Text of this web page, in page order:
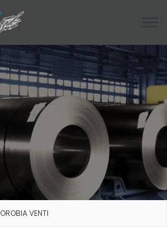
OROBIA VENTI